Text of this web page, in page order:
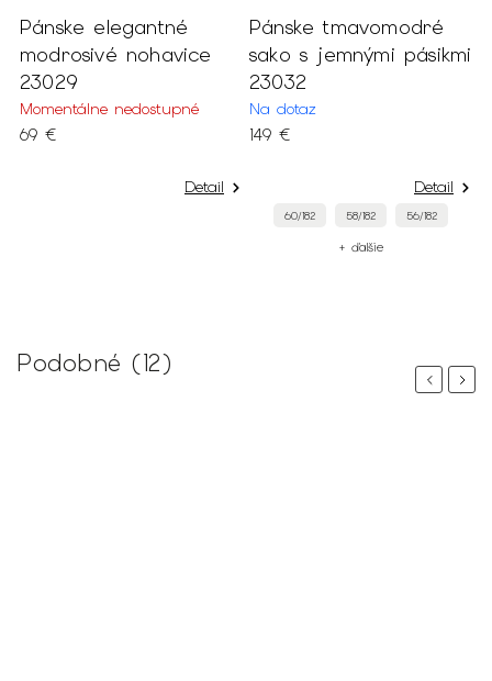
Pánske elegantné
modrosivé nohavice
23029
Momentálne nedostupné
69 €
Detail
Pánske tmavomodré
sako s jemnými pásikmi
23032
Na dotaz
149 €
Detail
60/182 58/182 56/182
+ ďalšie
Podobné (12)
PreviousNext